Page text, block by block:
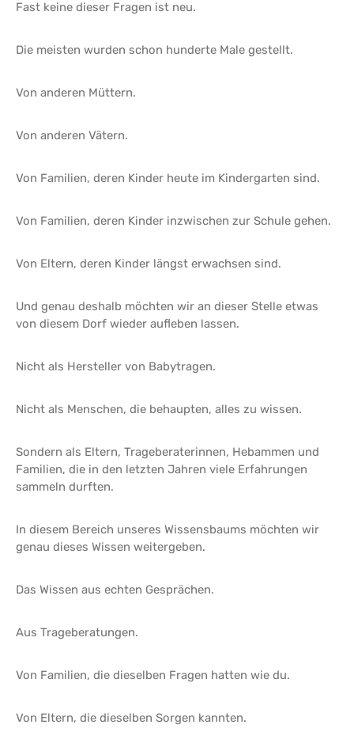
Fast keine dieser Fragen ist neu.
Die meisten wurden schon hunderte Male gestellt.
Von anderen Müttern.
Von anderen Vätern.
Von Familien, deren Kinder heute im Kindergarten sind.
Von Familien, deren Kinder inzwischen zur Schule gehen.
Von Eltern, deren Kinder längst erwachsen sind.
Und genau deshalb möchten wir an dieser Stelle etwas
von diesem Dorf wieder aufleben lassen.
Nicht als Hersteller von Babytragen.
Nicht als Menschen, die behaupten, alles zu wissen.
Sondern als Eltern, Trageberaterinnen, Hebammen und
Familien, die in den letzten Jahren viele Erfahrungen
sammeln durften.
In diesem Bereich unseres Wissensbaums möchten wir
genau dieses Wissen weitergeben.
Das Wissen aus echten Gesprächen.
Aus Trageberatungen.
Von Familien, die dieselben Fragen hatten wie du.
Von Eltern, die dieselben Sorgen kannten.